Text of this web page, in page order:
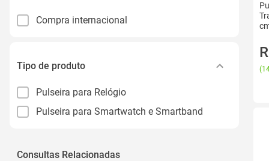
Compra internacional
Tipo de produto
Pulseira para Relógio
Pulseira para Smartwatch e Smartband
Consultas Relacionadas
(